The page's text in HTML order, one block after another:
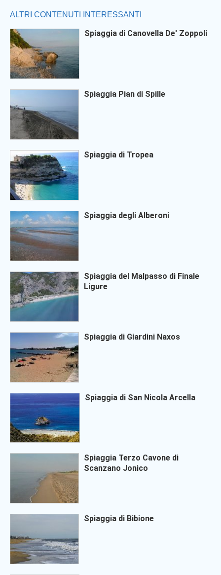
ALTRI CONTENUTI INTERESSANTI
Spiaggia di Canovella De' Zoppoli
Spiaggia Pian di Spille
Spiaggia di Tropea
Spiaggia degli Alberoni
Spiaggia del Malpasso di Finale
Ligure
Spiaggia di Giardini Naxos
Spiaggia di San Nicola Arcella
Spiaggia Terzo Cavone di
Scanzano Jonico
Spiaggia di Bibione